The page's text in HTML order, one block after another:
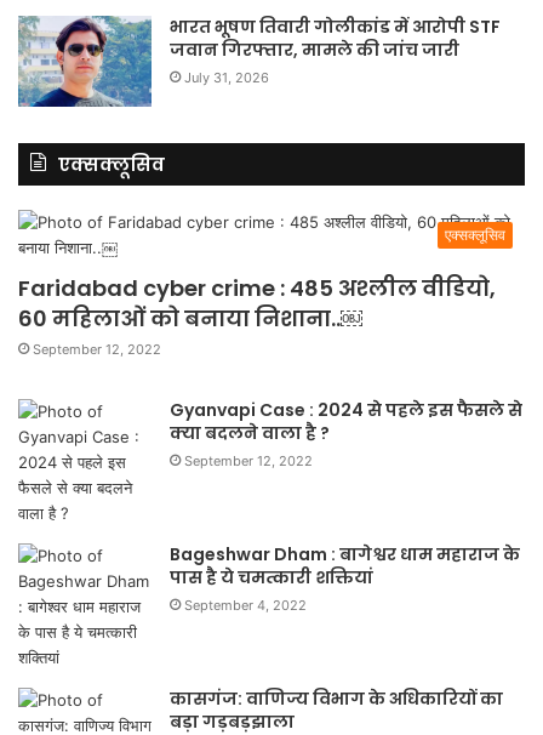
भारत भूषण तिवारी गोलीकांड में आरोपी STF
जवान गिरफ्तार, मामले की जांच जारी
July 31, 2026
एक्सक्लूसिव
एक्सक्लूसिव
Faridabad cyber crime : 485 अश्लील वीडियो,
60 महिलाओं को बनाया निशाना..￼
September 12, 2022
Gyanvapi Case : 2024 से पहले इस फैसले से
क्या बदलने वाला है ?
September 12, 2022
Bageshwar Dham : बागेश्वर धाम महाराज के
पास है ये चमत्कारी शक्तियां
September 4, 2022
कासगंज: वाणिज्य विभाग के अधिकारियों का
बड़ा गड़बड़झाला